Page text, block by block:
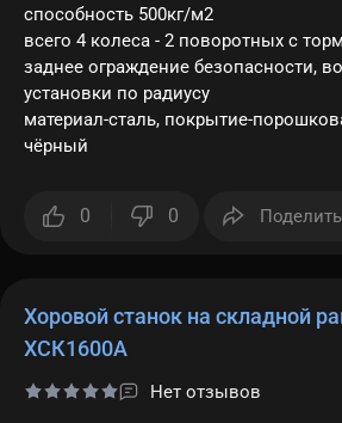
способность 500кг/м2
всего 4 колеса - 2 поворотных с
заднее ограждение безопасности,
установки по радиусу
материал-сталь, покрытие-
чёрный
0 0
Хоровой станок на складной
ХСК1600A
Нет отзывов